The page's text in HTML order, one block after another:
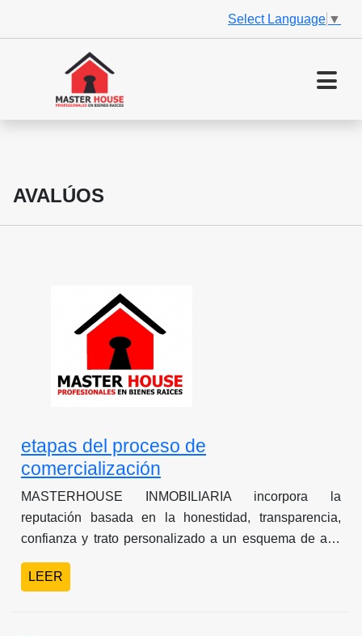
Select Language ▼
AVALÚOS
etapas del proceso de
comercialización
MASTERHOUSE INMOBILIARIA incorpora la
reputación basada en la honestidad, transparencia,
confianza y trato personalizado a un esquema de alta
eficiencia en el manejo de compra venta y
arrendamiento de Bienes Inmuebles. En estas
LEER